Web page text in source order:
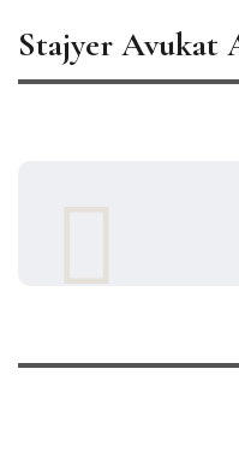
Stajyer Avukat